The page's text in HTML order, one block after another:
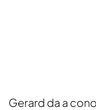
Gerard da a